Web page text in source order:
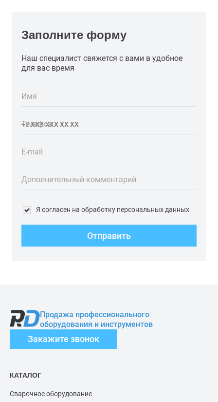
Заполните форму
Наш специалист свяжется с вами в удобное
для вас время
Имя
Телефон
E-mail
Дополнительный комментарий
Я согласен на обработку персональных данных
Отправить
Продажа профессионального
оборудования и инструментов
Закажите звонок
КАТАЛОГ
Сварочное оборудование